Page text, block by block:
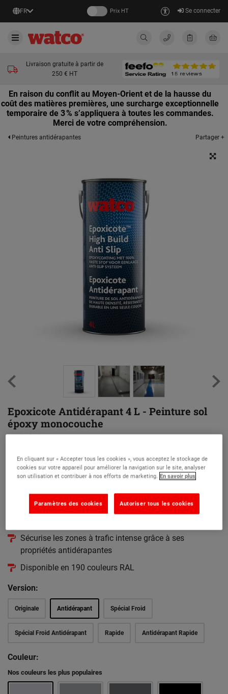
FR Prix HT Se connecter
Livraison gratuite à partir de
250 € HT
En raison du conflit au Moyen-Orient et de la hausse du
coût des matières premières, une surcharge exceptionnelle
temporaire de 3 % s’appliquera à toutes les commandes.
Merci de votre compréhension.
Peintures antidérapantes Partager +
Epoxicote Antidérapant 4 L - Peinture sol
époxy monocouche
Peinture de sol antidérapante de haute densité, résistante et
durable en une seule couche
Revêtement haute résistance, épais et brillant
Sécurise les zones à trafic intense grâce à ses
propriétés antidérapantes
Disponible en 190 couleurs RAL
Version:
Originale Antidérapant Spécial Froid
Spécial Froid Antidérapant Rapide Antidérapant Rapide
Couleur:
Nos couleurs les plus populaires
En cliquant sur « Accepter tous les cookies », vous acceptez le stockage de
cookies sur votre appareil pour améliorer la navigation sur le site, analyser
son utilisation et contribuer à nos efforts de marketing. En savoir plus
Autoriser tous les cookies
Paramètres des cookies